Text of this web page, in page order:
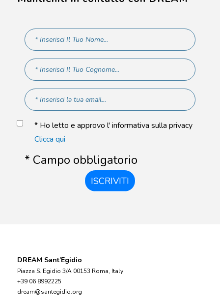
* Ho letto e approvo l' informativa sulla privacy
Clicca qui
* Campo obbligatorio
ISCRIVITI
DREAM Sant’Egidio
Piazza S. Egidio 3/A 00153 Roma, Italy
+39 06 8992225
dream@santegidio.org